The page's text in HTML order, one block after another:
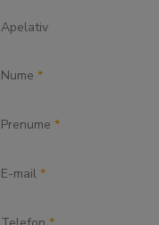
Apelativ
Nume *
Prenume *
E-mail *